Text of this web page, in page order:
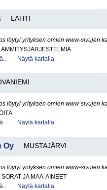
LAHTI
löytyi yrityksen omien www-sivujen
Näytä kartalla
löytyi yrityksen omien www-sivujen
Näytä kartalla
Oy MUSTAJÄRVI
löytyi yrityksen omien www-sivujen
SORAT JA MAA-AINEET
Näytä kartalla